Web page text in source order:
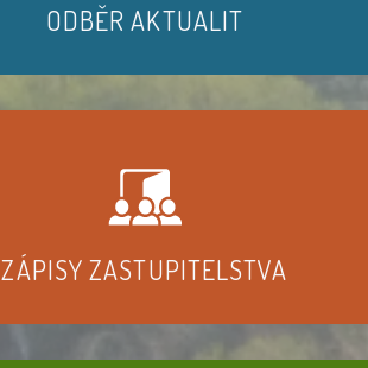
ODBĚR AKTUALIT
ZÁPISY ZASTUPITELSTVA